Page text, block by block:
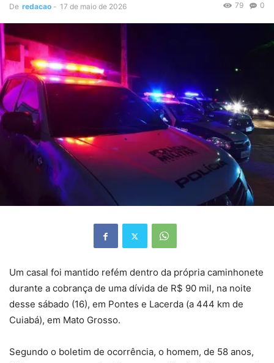
De redacao - 17 de maio de 2026 0
79
Um casal foi mantido refém dentro da própria caminhonete
durante a cobrança de uma dívida de R$ 90 mil, na noite
desse sábado (16), em Pontes e Lacerda (a 444 km de
Cuiabá), em Mato Grosso.
Segundo o boletim de ocorrência, o homem, de 58 anos,